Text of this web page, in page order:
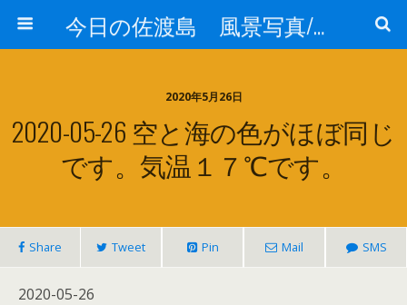
今日の佐渡島 風景写真/天気/お酒/お米/温泉
2020年5月26日
2020-05-26 空と海の色がほぼ同じ
です。気温１７℃です。
Share Tweet Pin Mail SMS
2020-05-26